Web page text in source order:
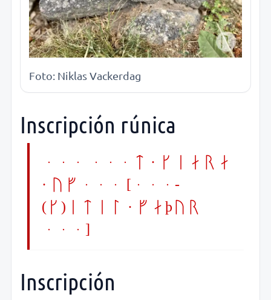
Foto: Niklas Vackerdag
Inscripción rúnica
... ...t · kiara
· uf... [...-
(k)itil · faþur
...]
Inscripción